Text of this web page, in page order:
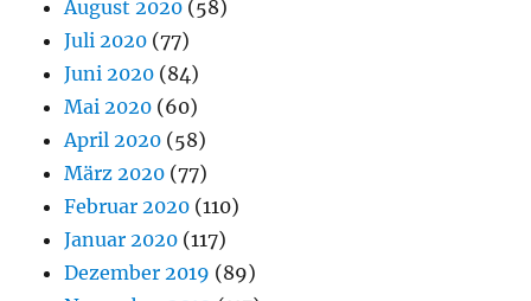
August 2020 (58)
Juli 2020 (77)
Juni 2020 (84)
Mai 2020 (60)
April 2020 (58)
März 2020 (77)
Februar 2020 (110)
Januar 2020 (117)
Dezember 2019 (89)